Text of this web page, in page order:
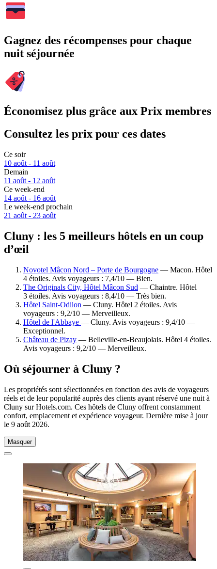
Gagnez des récompenses pour chaque
nuit séjournée
Économisez plus grâce aux Prix membres
Consultez les prix pour ces dates
Ce soir
10 août - 11 août
Demain
11 août - 12 août
Ce week-end
14 août - 16 août
Le week-end prochain
21 août - 23 août
Cluny : les 5 meilleurs hôtels en un coup
d’œil
Novotel Mâcon Nord – Porte de Bourgogne — Macon. Hôtel
4 étoiles. Avis voyageurs : 7,4/10 — Bien.
The Originals City, Hôtel Mâcon Sud — Chaintre. Hôtel
3 étoiles. Avis voyageurs : 8,4/10 — Très bien.
Hôtel Saint-Odilon — Cluny. Hôtel 2 étoiles. Avis
voyageurs : 9,2/10 — Merveilleux.
Hôtel de l'Abbaye — Cluny. Avis voyageurs : 9,4/10 —
Exceptionnel.
Château de Pizay — Belleville-en-Beaujolais. Hôtel 4 étoiles.
Avis voyageurs : 9,2/10 — Merveilleux.
Où séjourner à Cluny ?
Les propriétés sont sélectionnées en fonction des avis de voyageurs
réels et de leur popularité auprès des clients ayant réservé une nuit à
Cluny sur Hotels.com. Ces hôtels de Cluny offrent constamment
confort, emplacement et expérience voyageur. Dernière mise à jour
le 9 août 2026.
Masquer